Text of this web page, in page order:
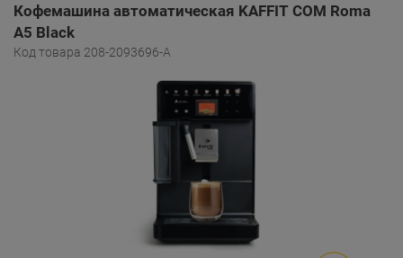
Кофемашина автоматическая KAFFIT COM Roma
A5 Black
Код товара 208-2093696-A